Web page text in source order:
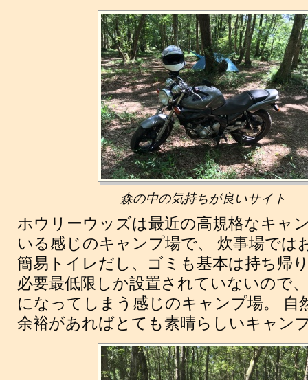
森の中の気持ちが良いサイト
ホウリーウッズは最近の高規格なキャ
いる感じのキャンプ場で、 炊事場では
簡易トイレだし、ゴミも基本は持ち帰
必要最低限しか設置されていないので
になってしまう感じのキャンプ場。 自
余裕があればとても素晴らしいキャン